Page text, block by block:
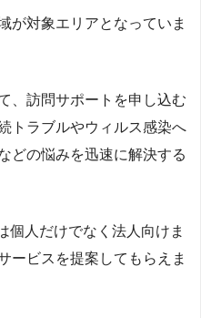
が対象エリアとなっていま
、訪問サポートを申し込む
トラブルやウィルス感染へ
どの悩みを迅速に解決する
個人だけでなく法人向けま
ービスを提案してもらえま